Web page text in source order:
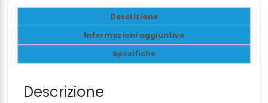
Descrizione
Informazioni aggiuntive
Specifiche
Descrizione